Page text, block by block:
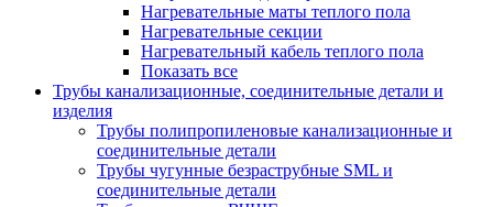
Нагревательные маты теплого пола
Нагревательные секции
Нагревательный кабель теплого пола
Показать все
Трубы канализационные, соединительные детали и
изделия
Трубы полипропиленовые канализационные и
соединительные детали
Трубы чугунные безраструбные SML и
соединительные детали